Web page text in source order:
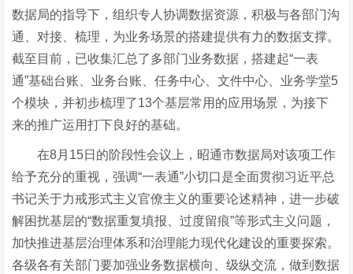
数据局的指导下，组织专人协调数据资源，积极与各部门沟
通、对接、梳理，为业务场景的搭建提供有力的数据支撑。
截至目前，已收集汇总了多部门业务数据，搭建起“一表
通”基础台账、业务台账、任务中心、文件中心、业务学堂5
个模块，并初步梳理了13个基层常用的应用场景，为接下
来的推广运用打下良好的基础。
在8月15日的阶段性会议上，昭通市数据局对该项工作
给予充分的重视，强调“一表通”小切口是全面贯彻习近平总
书记关于力戒形式主义官僚主义的重要论述精神，进一步破
解困扰基层的“数据重复填报、过度留痕”等形式主义问题，
加快推进基层治理体系和治理能力现代化建设的重要探索。
各级各有关部门要加强业务数据横向、级纵交流，做到数据